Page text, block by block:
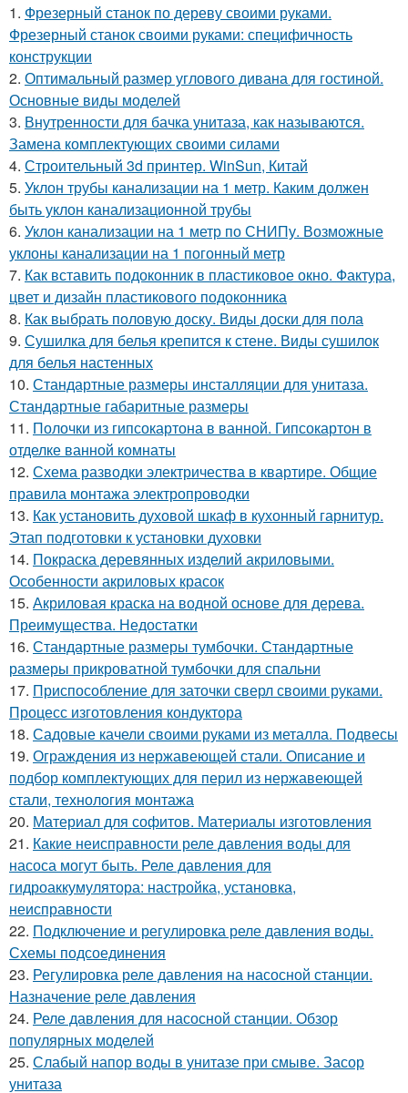
1. Фрезерный станок по дереву своими руками.
Фрезерный станок своими руками: специфичность
конструкции
2. Оптимальный размер углового дивана для гостиной.
Основные виды моделей
3. Внутренности для бачка унитаза, как называются.
Замена комплектующих своими силами
4. Строительный 3d принтер. WinSun, Китай
5. Уклон трубы канализации на 1 метр. Каким должен
быть уклон канализационной трубы
6. Уклон канализации на 1 метр по СНИПу. Возможные
уклоны канализации на 1 погонный метр
7. Как вставить подоконник в пластиковое окно. Фактура,
цвет и дизайн пластикового подоконника
8. Как выбрать половую доску. Виды доски для пола
9. Сушилка для белья крепится к стене. Виды сушилок
для белья настенных
10. Стандартные размеры инсталляции для унитаза.
Стандартные габаритные размеры
11. Полочки из гипсокартона в ванной. Гипсокартон в
отделке ванной комнаты
12. Схема разводки электричества в квартире. Общие
правила монтажа электропроводки
13. Как установить духовой шкаф в кухонный гарнитур.
Этап подготовки к установки духовки
14. Покраска деревянных изделий акриловыми.
Особенности акриловых красок
15. Акриловая краска на водной основе для дерева.
Преимущества. Недостатки
16. Стандартные размеры тумбочки. Стандартные
размеры прикроватной тумбочки для спальни
17. Приспособление для заточки сверл своими руками.
Процесс изготовления кондуктора
18. Садовые качели своими руками из металла. Подвесы
19. Ограждения из нержавеющей стали. Описание и
подбор комплектующих для перил из нержавеющей
стали, технология монтажа
20. Материал для софитов. Материалы изготовления
21. Какие неисправности реле давления воды для
насоса могут быть. Реле давления для
гидроаккумулятора: настройка, установка,
неисправности
22. Подключение и регулировка реле давления воды.
Схемы подсоединения
23. Регулировка реле давления на насосной станции.
Назначение реле давления
24. Реле давления для насосной станции. Обзор
популярных моделей
25. Слабый напор воды в унитазе при смыве. Засор
унитаза